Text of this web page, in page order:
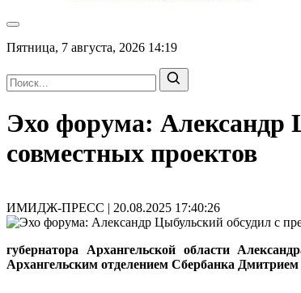
Пятница, 7 августа, 2026 14:19
Эхо форума: Александр
совместных проектов
ИМИДЖ-ПРЕСС | 20.08.2025 17:40:26
губернатора Архангельской области
Архангельским отделением Сбербанка